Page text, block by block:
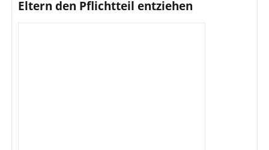
Eltern den Pflichtteil entziehen